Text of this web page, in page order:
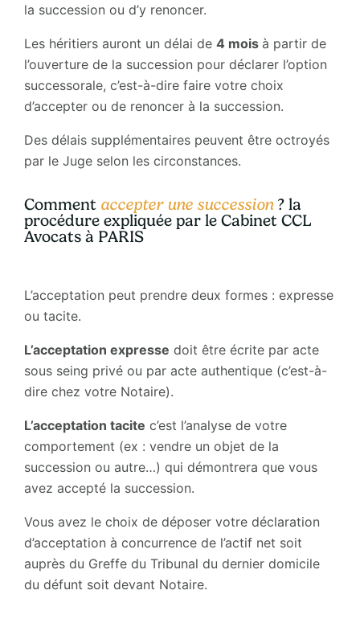
la succession ou d’y renoncer.
Les héritiers auront un délai de 4 mois à partir de
l’ouverture de la succession pour déclarer l’option
successorale, c’est-à-dire faire votre choix
d’accepter ou de renoncer à la succession.
Des délais supplémentaires peuvent être octroyés
par le Juge selon les circonstances.
Comment accepter une succession ? la
procédure expliquée par le Cabinet CCL
Avocats à PARIS
L’acceptation peut prendre deux formes : expresse
ou tacite.
L’acceptation expresse doit être écrite par acte
sous seing privé ou par acte authentique (c’est-à-
dire chez votre Notaire).
L’acceptation tacite c’est l’analyse de votre
comportement (ex : vendre un objet de la
succession ou autre…) qui démontrera que vous
avez accepté la succession.
Vous avez le choix de déposer votre déclaration
d’acceptation à concurrence de l’actif net soit
auprès du Greffe du Tribunal du dernier domicile
du défunt soit devant Notaire.